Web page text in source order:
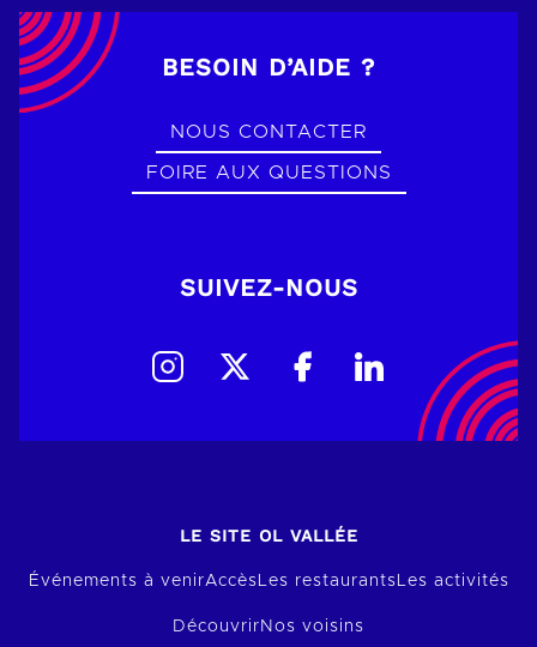
BESOIN D’AIDE ?
NOUS CONTACTER
FOIRE AUX QUESTIONS
SUIVEZ-NOUS
LE SITE OL VALLÉE
Événements à venirAccèsLes restaurantsLes activités
Découvrir Nos voisins